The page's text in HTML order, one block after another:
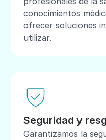
conocimientos
ofrecer soluciones
utilizar.
Seguridad y
Garantizamos la